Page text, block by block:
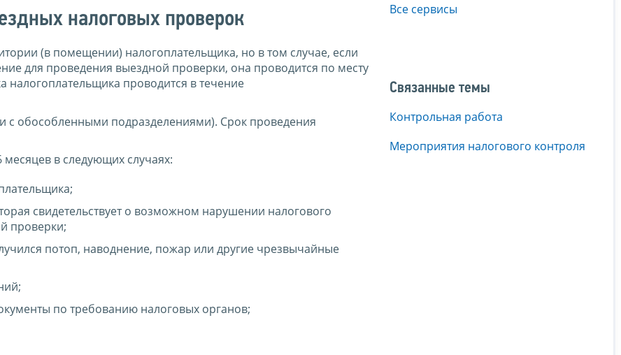
налоговых проверок
(в помещении) налогоплательщика, но в том случае, если
для проведения выездной проверки, она проводится по месту
налогоплательщика проводится в течение
с обособленными подразделениями). Срок проведения
в следующих случаях:
свидетельствует о возможном нарушении налогового
проверки;
потоп, наводнение, пожар или другие чрезвычайные
по требованию налоговых органов;
Все сервисы
Связанные темы
Контрольная работа
Мероприятия налогового контроля